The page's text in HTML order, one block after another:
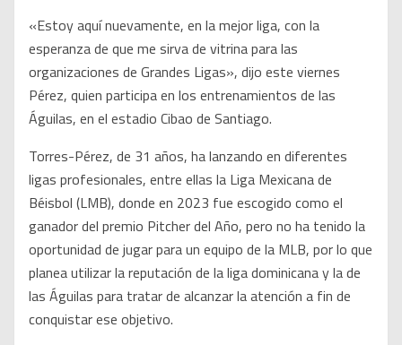
«Estoy aquí nuevamente, en la mejor liga, con la
esperanza de que me sirva de vitrina para las
organizaciones de Grandes Ligas», dijo este viernes
Pérez, quien participa en los entrenamientos de las
Águilas, en el estadio Cibao de Santiago.
Torres-Pérez, de 31 años, ha lanzando en diferentes
ligas profesionales, entre ellas la Liga Mexicana de
Béisbol (LMB), donde en 2023 fue escogido como el
ganador del premio Pitcher del Año, pero no ha tenido la
oportunidad de jugar para un equipo de la MLB, por lo que
planea utilizar la reputación de la liga dominicana y la de
las Águilas para tratar de alcanzar la atención a fin de
conquistar ese objetivo.